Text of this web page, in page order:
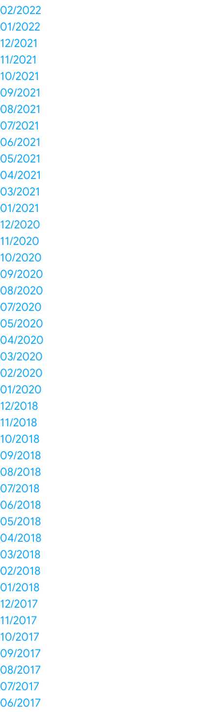
02/2022
01/2022
12/2021
11/2021
10/2021
09/2021
08/2021
07/2021
06/2021
05/2021
04/2021
03/2021
01/2021
12/2020
11/2020
10/2020
09/2020
08/2020
07/2020
05/2020
04/2020
03/2020
02/2020
01/2020
12/2018
11/2018
10/2018
09/2018
08/2018
07/2018
06/2018
05/2018
04/2018
03/2018
02/2018
01/2018
12/2017
11/2017
10/2017
09/2017
08/2017
07/2017
06/2017